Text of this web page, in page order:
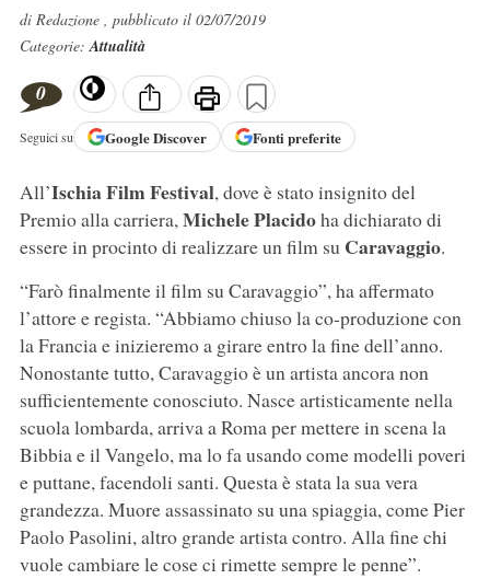
di Redazione , pubblicato il 02/07/2019
Categorie:Attualità
0
Seguici su GoogleDiscover Fonti preferite
All’Ischia Film Festival, dove è stato insignito del
Premio alla carriera,Michele Placidoha dichiarato di
essere in procinto di realizzare un film su Caravaggio.
“Farò finalmente il film su Caravaggio”, ha affermato
l’attore e regista. “Abbiamo chiuso la co-produzione con
la Francia e inizieremo a girare entro la fine dell’anno.
Nonostante tutto, Caravaggio è un artista ancora non
sufficientemente conosciuto. Nasce artisticamente nella
scuola lombarda, arriva a Roma per mettere in scena la
Bibbia e il Vangelo, ma lo fa usando come modelli poveri
e puttane, facendoli santi. Questa è stata la sua vera
grandezza. Muore assassinato su una spiaggia, come Pier
Paolo Pasolini, altro grande artista contro. Alla fine chi
vuole cambiare le cose ci rimette sempre le penne”.